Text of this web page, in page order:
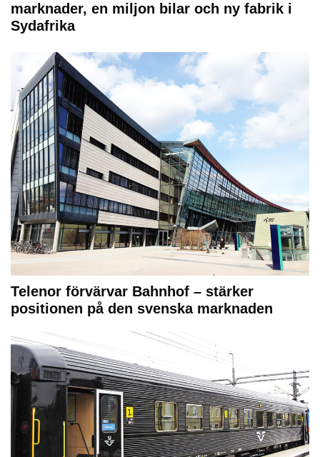
marknader, en miljon bilar och ny fabrik i
Sydafrika
Telenor förvärvar Bahnhof – stärker
positionen på den svenska marknaden